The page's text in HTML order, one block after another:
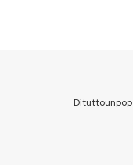
Dituttounpop